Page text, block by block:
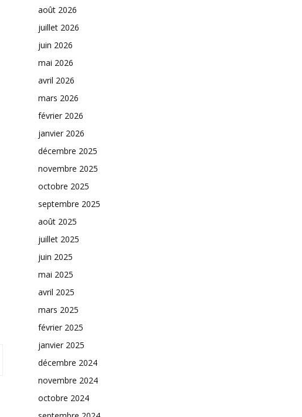
août 2026
juillet 2026
juin 2026
mai 2026
avril 2026
mars 2026
février 2026
janvier 2026
décembre 2025
novembre 2025
octobre 2025
septembre 2025
août 2025
juillet 2025
juin 2025
mai 2025
avril 2025
mars 2025
février 2025
janvier 2025
décembre 2024
novembre 2024
octobre 2024